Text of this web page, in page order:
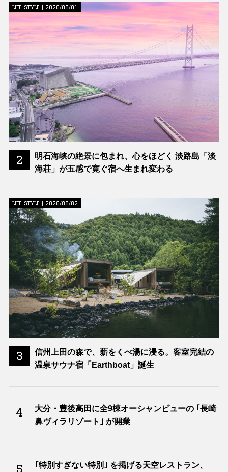
2
LIFE STYLE | 2026/08/01
明石海峡の絶景に包まれ、心をほどく 淡路島「淡
海荘」が五感で寛ぐ宿へ生まれ変わる
3
LIFE STYLE | 2026/08/02
信州上田の森で、薪をくべ湯に浸る。客室完結の
温泉サウナ宿「Earthboat」誕生
4
大分・豊後高田に全9棟オーシャンビューの ｢長崎
鼻ヴィラリゾート｣ が開業
5
｢特別すぎない特別｣ を掲げる天空レストラン、